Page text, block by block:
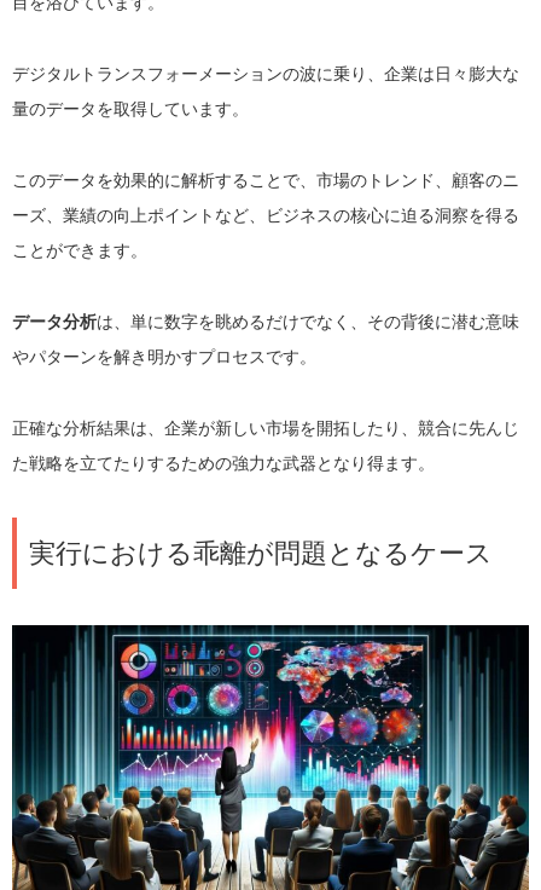
デジタルトランスフォーメーションの波に乗り、企業は日々膨大な
量のデータを取得しています。
このデータを効果的に解析することで、市場のトレンド、顧客のニ
ーズ、業績の向上ポイントなど、ビジネスの核心に迫る洞察を得る
ことができます。
データ分析は、単に数字を眺めるだけでなく、その背後に潜む意味
やパターンを解き明かすプロセスです。
正確な分析結果は、企業が新しい市場を開拓したり、競合に先んじ
た戦略を立てたりするための強力な武器となり得ます。
実行における乖離が問題となるケース